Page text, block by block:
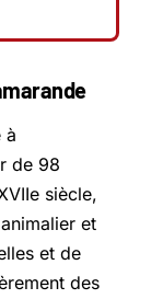
à
de 98
siècle,
et
et de
des